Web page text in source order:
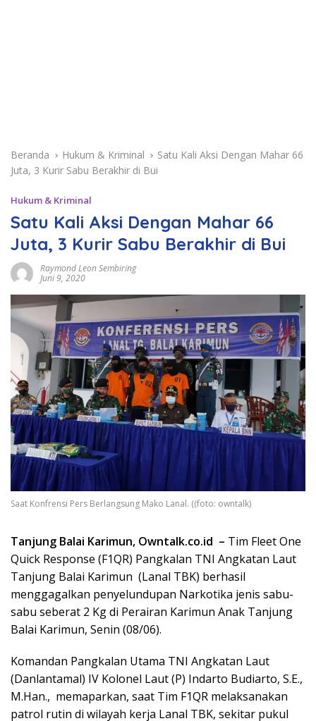
Beranda Hukum & Kriminal
Satu Kali Aksi Dengan Mahar 66
Juta, 3 Kurir Sabu Berakhir di Bui
Hukum & Kriminal
Satu Kali Aksi Dengan Mahar 66
Juta, 3 Kurir Sabu Berakhir di Bui
Raymond Leon Sembiring
Juni 9, 2020
Saat Konfrensi Pers Berlangsung Mako Lanal. ((foto: owntalk)
Tanjung Balai Karimun, Owntalk.co.id – Tim Fleet One
Quick Response (F1QR) Pangkalan TNI Angkatan Laut
Tanjung Balai Karimun (Lanal TBK) berhasil
menggagalkan penyelundupan Narkotika jenis sabu-
sabu seberat 2 Kg di Perairan Karimun Anak Tanjung
Balai Karimun, Senin (08/06).
Komandan Pangkalan Utama TNI Angkatan Laut
(Danlantamal) IV Kolonel Laut (P) Indarto Budiarto, S.E.,
M.Han., memaparkan, saat Tim F1QR melaksanakan
patrol rutin di wilayah kerja Lanal TBK, sekitar pukul